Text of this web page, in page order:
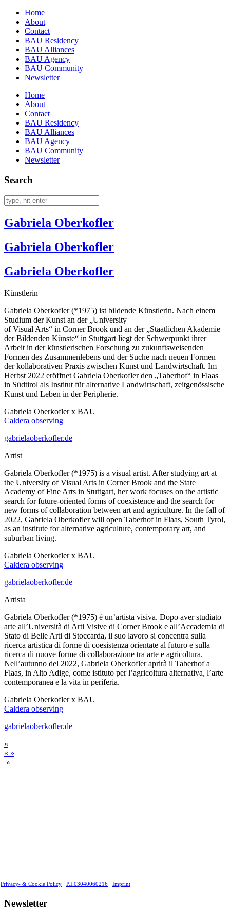
Home
About
Contact
BAU Residency
BAU Alliances
BAU Agency
BAU Community
Newsletter
Home
About
Contact
BAU Residency
BAU Alliances
BAU Agency
BAU Community
Newsletter
Search
Gabriela Oberkofler
Gabriela Oberkofler
Gabriela Oberkofler
Künstlerin
Gabriela Oberkofler (*1975) ist bildende Künstlerin. Nach einem
Studium der Kunst an der „University
of Visual Arts“ in Corner Brook und an der „Staatlichen Akademie
der Bildenden Künste“ in Stuttgart liegt der Schwerpunkt ihrer
Arbeit in der künstlerischen Forschung zu zukunftsweisenden
Formen des Zusammenlebens und der Suche nach neuen Formen
der kollaborativen Praxis zwischen Kunst und Landwirtschaft. Im
Herbst 2022 eröffnet Gabriela Oberkofler den „Taberhof“ in Flaas
in Südtirol als Institut für alternative Landwirtschaft, zeitgenössische
Kunst und Leben in der Peripherie.
Gabriela Oberkofler x BAU
Caldera observing
gabrielaoberkofler.de
Artist
Gabriela Oberkofler (*1975) is a visual artist. After studying art at
the University of Visual Arts in Corner Brook and the State
Academy of Fine Arts in Stuttgart, her work focuses on the artistic
search for future-oriented forms of coexistence and the search for
new forms of collaboration between art and agriculture. In the fall of
2022, Gabriela Oberkofler will open Taberhof in Flaas, South Tyrol,
as an institute for alternative agriculture, contemporary art, and
suburban living.
Gabriela Oberkofler x BAU
Caldera observing
gabrielaoberkofler.de
Artista
Gabriela Oberkofler (*1975) è un’artista visiva. Dopo aver studiato
arte all’Università di Arti Visive di Corner Brook e all’Accademia di
Stato di Belle Arti di Stoccarda, il suo lavoro si concentra sulla
ricerca artistica di forme di coesistenza orientate al futuro e sulla
ricerca di nuove forme di collaborazione tra arte e agricoltura.
Nell’autunno del 2022, Gabriela Oberkofler aprirà il Taberhof a
Flaas, in Alto Adige, come istituto per l’agricoltura alternativa, l’arte
contemporanea e la vita in periferia.
Gabriela Oberkofler x BAU
Caldera observing
gabrielaoberkofler.de
«
« »
»
Privacy- & Cookie Policy P.I.03040060216 Imprint
Newsletter